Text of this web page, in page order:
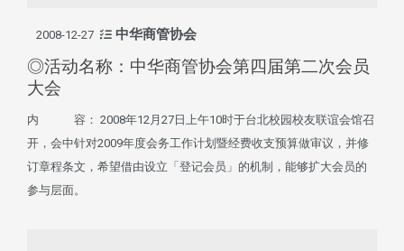
2008-12-27 中华商管协会
◎活动名称：中华商管协会第四届第二次会员
大会
内 容： 2008年12月27日上午10时于台北校园校友联谊会馆召
开，会中针对2009年度会务工作计划暨经费收支预算做审议，并修
订章程条文，希望借由设立「登记会员」的机制，能够扩大会员的
参与层面。